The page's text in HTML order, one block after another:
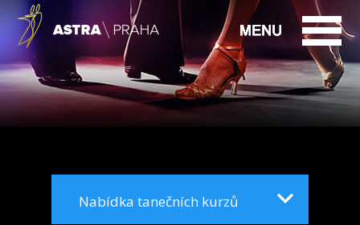
Nabídka tanečních kurzů